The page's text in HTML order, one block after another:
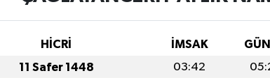
HİCRİ İMSAK
11 Safer 1448 03:42